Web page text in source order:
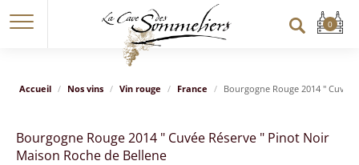
Accueil Nos vins Vin rouge France Bourgogne Rouge 2014 "
Bourgogne Rouge 2014 " Cuvée Réserve " Pinot Noir
Maison Roche de Bellene